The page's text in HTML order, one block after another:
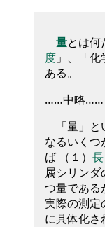
量とは何
度 」、「
ある。
……中略……
「量」
なるいくつ
ば （１）
属シリン
つ量である
実際の測定
に具体化さ